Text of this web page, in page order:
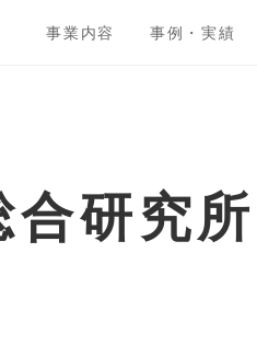
事業内容 事例・実績
研究所